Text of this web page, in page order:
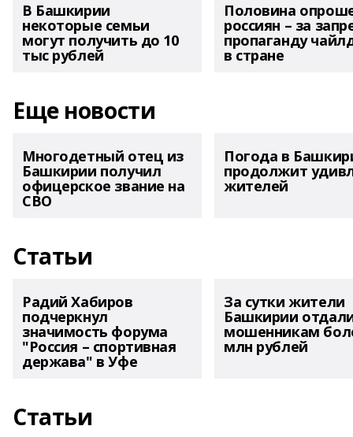
В Башкирии
некоторые семьи
могут получить до 10
тыс рублей
Половина
россиян – за
пропаганду
в стране
Еще новости
Многодетный отец из
Башкирии получил
офицерское звание на
СВО
Погода в
продолжит
жителей
Статьи
Радий Хабиров
подчеркнул
значимость форума
"Россия – спортивная
держава" в Уфе
За сутки жители
Башкирии
мошенникам
млн рублей
Статьи